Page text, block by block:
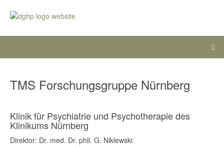
TMS Forschungsgruppe Nürnberg
Klinik für Psychiatrie und Psychotherapie des
Klinikums Nürnberg
Direktor: Dr. med. Dr. phil. G. Niklewski